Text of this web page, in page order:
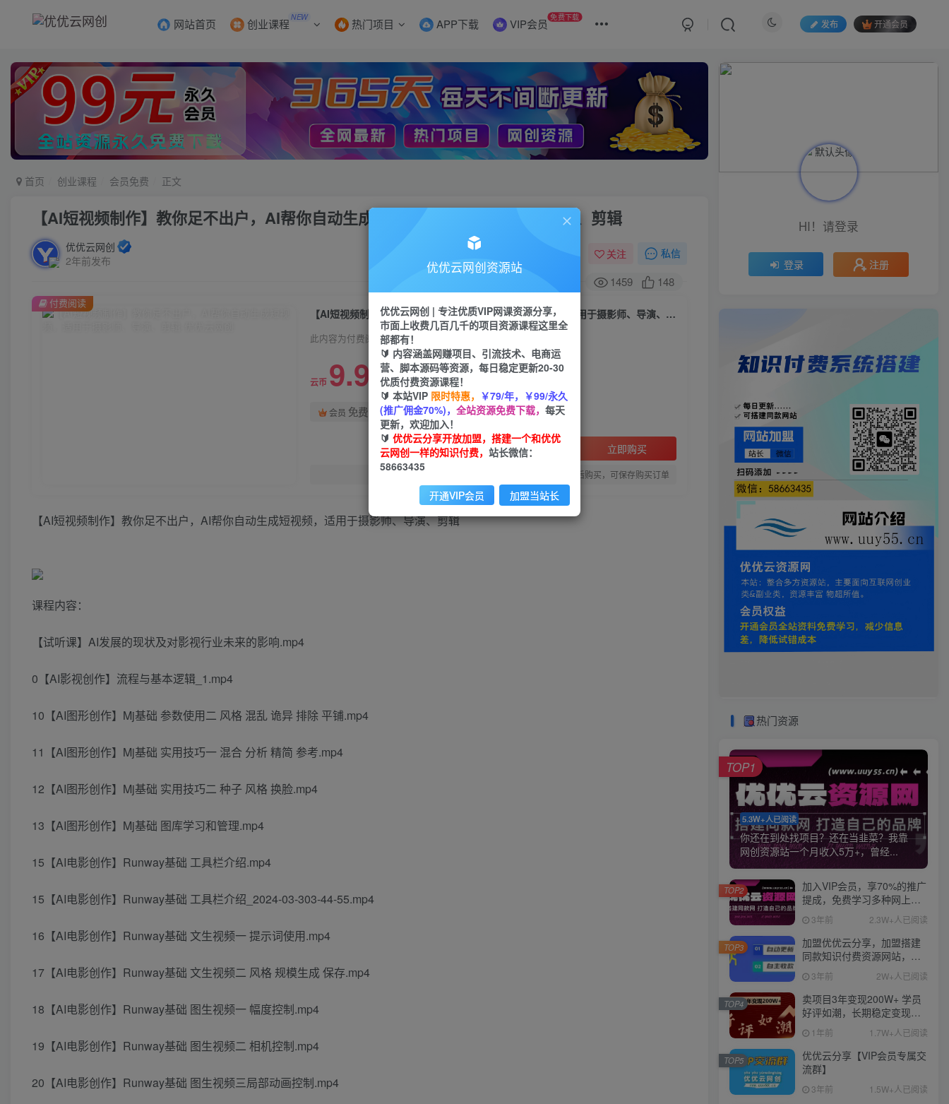
网站首页 创业课程 NEW 热门项目 APP下载 VIP会员 免费下载
发布 开通会员
首页 创业课程 会员免费 正文
【AI短视频制作】教你足不出户，AI帮你自动生成短视频，适用于摄影师、导演、剪辑
优优云网创
2年前发布
关注 私信
1459 148
【AI短视频制作】教你足不出户，AI帮你自动生成短视频，适用于摄影师、导演、剪辑
此内容为付费阅读，请付费后查看
云币 9.9 云币99
会员 免费
立即购买
您当前未登录！建议登陆后购买，可保存购买订单
付费阅读
【AI短视频制作】教你足不出户，AI帮你自动生成短视频，适用于摄影师、导演、剪辑
课程内容：
【试听课】AI发展的现状及对影视行业未来的影响.mp4
0【AI影视创作】流程与基本逻辑_1.mp4
10【AI图形创作】Mj基础 参数使用二 风格 混乱 诡异 排除 平铺.mp4
11【AI图形创作】Mj基础 实用技巧一 混合 分析 精简 参考.mp4
12【AI图形创作】Mj基础 实用技巧二 种子 风格 换脸.mp4
13【AI图形创作】Mj基础 图库学习和管理.mp4
15【AI电影创作】Runway基础 工具栏介绍.mp4
15【AI电影创作】Runway基础 工具栏介绍_2024-03-303-44-55.mp4
16【AI电影创作】Runway基础 文生视频一 提示词使用.mp4
17【AI电影创作】Runway基础 文生视频二 风格 规模生成 保存.mp4
18【AI电影创作】Runway基础 图生视频一 幅度控制.mp4
19【AI电影创作】Runway基础 图生视频二 相机控制.mp4
20【AI电影创作】Runway基础 图生视频三局部动画控制.mp4
HI！请登录
登录 注册
热门资源
5.3W+人已阅读
你还在到处找项目？还在当韭菜？我靠
网创资源站一个月收入5万+，曾经...
TOP1
加入VIP会员，享70%的推广
提成，免费学习多种网上创
业课程，菜鸟秒变大神！
3年前 2.3W+人已阅读
TOP2
加盟优优云分享，加盟搭建
同款知识付费资源网站，实
现长期稳定被动收入~
3年前 2W+人已阅读
TOP3
卖项目3年变现200W+ 学员
好评如潮，长期稳定变现，
可以一直干到老！
1年前 1.7W+人已阅读
TOP4
优优云分享【VIP会员专属交
流群】
3年前 1.5W+人已阅读
TOP5
优优云网创资源站
优优云网创 | 专注优质VIP网课资源分享，
市面上收费几百几千的项目资源课程这里全
部都有！
🔰 内容涵盖网赚项目、引流技术、电商运
营、脚本源码等资源，每日稳定更新20-30
优质付费资源课程！
🔰 本站VIP 限时特惠， ￥79/年，￥99/永久
(推广佣金70%)， 全站资源免费下载， 每天
更新，欢迎加入！
🔰 优优云分享开放加盟，搭建一个和优优
云网创一样的知识付费， 站长微信：
58663435
开通VIP会员 加盟当站长